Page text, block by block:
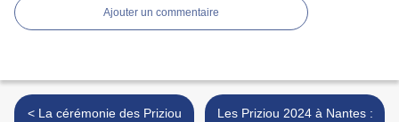
Ajouter un commentaire
< La cérémonie des Priziou
Les Priziou 2024 à Nantes :